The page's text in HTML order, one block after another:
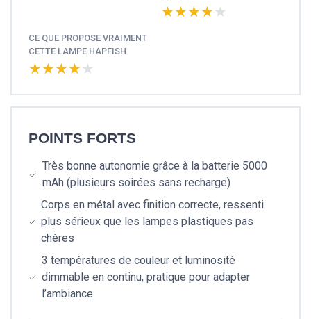
★★★★★
★★★★★
CE QUE PROPOSE VRAIMENT
CETTE LAMPE HAPFISH
★★★★★
★★★★★
POINTS FORTS
Très bonne autonomie grâce à la batterie 5000
mAh (plusieurs soirées sans recharge)
Corps en métal avec finition correcte, ressenti
plus sérieux que les lampes plastiques pas
chères
3 températures de couleur et luminosité
dimmable en continu, pratique pour adapter
l’ambiance